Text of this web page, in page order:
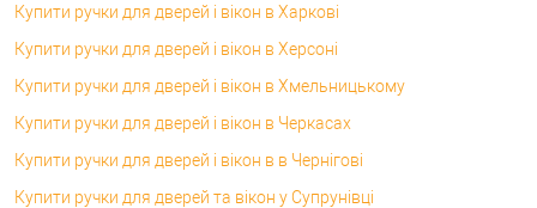
Купити ручки для дверей і вікон в Харкові
Купити ручки для дверей і вікон в Херсоні
Купити ручки для дверей і вікон в Хмельницькому
Купити ручки для дверей і вікон в Черкасах
Купити ручки для дверей і вікон в в Чернігові
Купити ручки для дверей та вікон у Супрунівці